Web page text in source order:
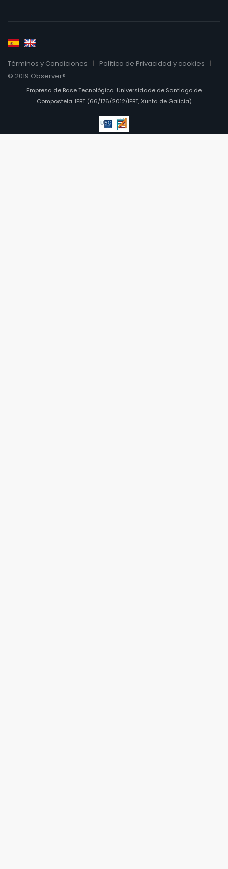
Términos y Condiciones
Política de Privacidad y cookies
© 2019 Observer®
Empresa de Base Tecnológica. Universidade de Santiago de
Compostela. IEBT (66/176/2012/IEBT, Xunta de Galicia)